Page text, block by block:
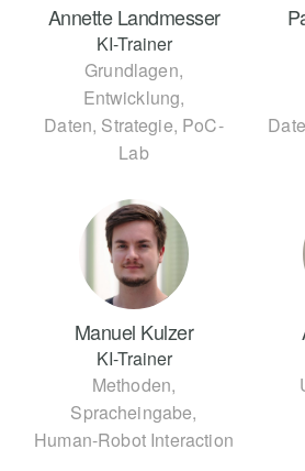
Annette Landmesser
KI-Trainer
Grundlagen,
Entwicklung,
Daten, Strategie, PoC-
Lab
Manuel Kulzer
KI-Trainer
Methoden,
Spracheingabe,
Human-Robot Interaction